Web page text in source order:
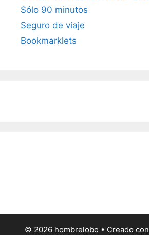
Sólo 90 minutos
Seguro de viaje
Bookmarklets
© 2026 hombrelobo • Creado con